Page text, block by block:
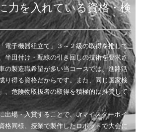
力を入れている資格・検
電子機器組立て」３～２級の取得を推して
半田付け・配線の引き回しの技術を要求さ
の製造職希望が多い当コースでは、進路活
り得る資格だからです。また、同じ国家検
、危険物取扱者の取得を積極的に推奨して
出場・入賞することで、Jrマイスターポイ
格同様、授業で製作したロボットで大会に